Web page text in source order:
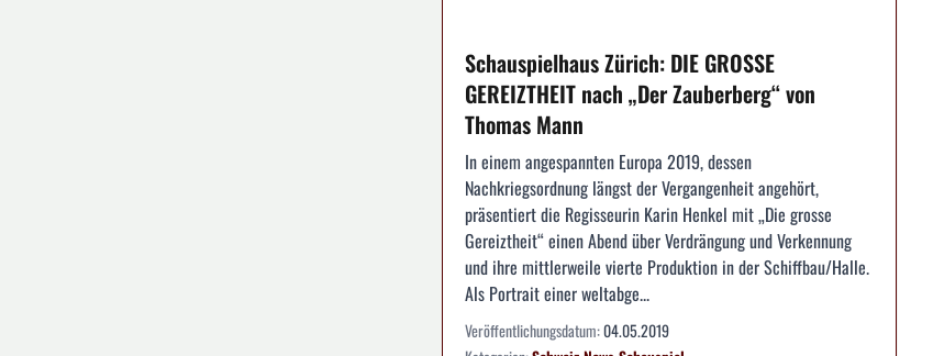
Schauspielhaus Zürich: DIE GROSSE
GEREIZTHEIT nach „Der Zauberberg“ von
Thomas Mann
In einem angespannten Europa 2019, dessen
Nachkriegsordnung längst der Vergangenheit angehört,
präsentiert die Regisseurin Karin Henkel mit „Die grosse
Gereiztheit“ einen Abend über Verdrängung und Verkennung
und ihre mittlerweile vierte Produktion in der Schiffbau/Halle.
Als Portrait einer weltabge...
Veröffentlichungsdatum:04.05.2019